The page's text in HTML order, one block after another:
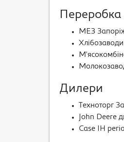
Переробка
МЕЗ
Хлібозаводи
Дилери
Техноторг
John Deere
Case IH